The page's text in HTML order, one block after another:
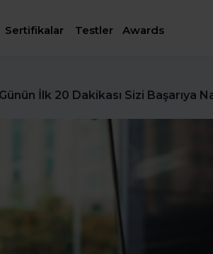
Sertifikalar Testler Awards
Günün İlk 20 Dakikası Sizi Başarıya